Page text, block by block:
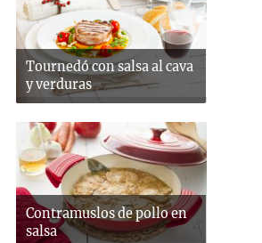
Tournedó con salsa al cava
y verduras
Contramuslos de pollo en
salsa